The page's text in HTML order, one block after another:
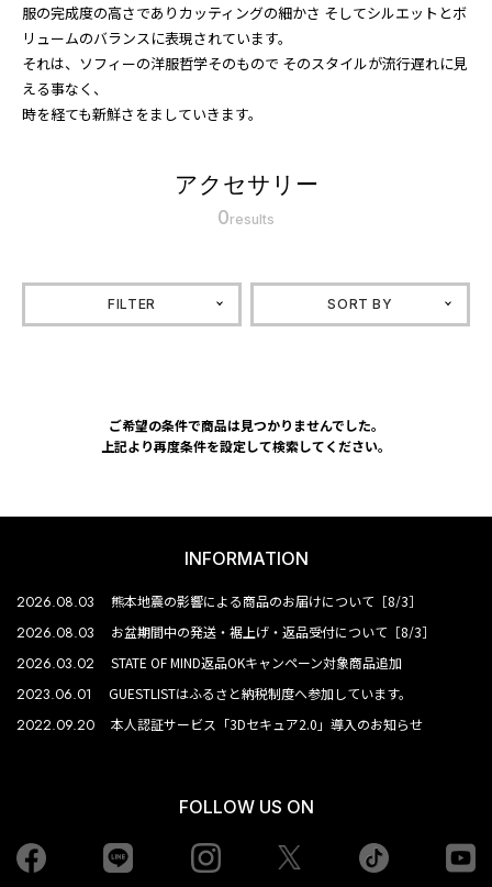
服の完成度の高さでありカッティングの細かさ そしてシルエットとボ
リュームのバランスに表現されています。
それは、ソフィーの洋服哲学そのもので そのスタイルが流行遅れに見
える事なく、
時を経ても新鮮さをましていきます。
アクセサリー
0results
FILTER SORT BY
ご希望の条件で商品は見つかりませんでした。
上記より再度条件を設定して検索してください。
INFORMATION
2026.08.03 熊本地震の影響による商品のお届けについて［8/3］
2026.08.03 お盆期間中の発送・裾上げ・返品受付について［8/3］
2026.03.02 STATE OF MIND返品OKキャンペーン対象商品追加
2023.06.01 GUESTLISTはふるさと納税制度へ参加しています。
2022.09.20 本人認証サービス「3Dセキュア2.0」導入のお知らせ
FOLLOW US ON
Facebook Instagram tiktok